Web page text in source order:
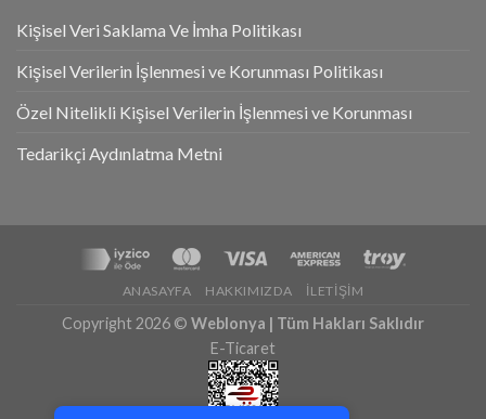
Tek Tıkla Ödeme Kolaylığı
7/24 Canlı Destek
Kişisel Veri Saklama Ve İmha Politikası
Kişisel Verilerin İşlenmesi ve Korunması Politikası
Özel Nitelikli Kişisel Verilerin İşlenmesi ve Korunması
Tedarikçi Aydınlatma Metni
ANASAYFA HAKKIMIZDA İLETIŞIM
Copyright 2026 © Weblonya | Tüm Hakları Saklıdır
E-Ticaret